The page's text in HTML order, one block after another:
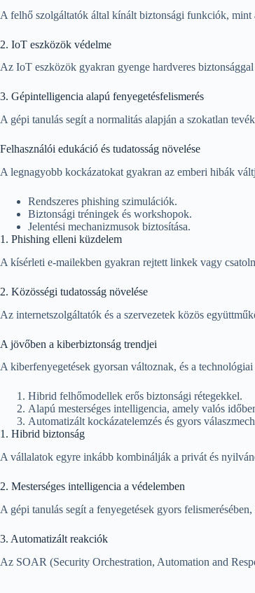
A felhő szolgáltatók által kínált biztonsági funkciók, mint
2. IoT eszközök védelme
Az IoT eszközök gyakran gyenge hardveres
3. Gépintelligencia alapú fenyegetésfelismerés
A gépi tanulás segít a normalitás alapján a szokatlan
Felhasználói edukáció és tudatosság növelése
A legnagyobb kockázatokat gyakran az emberi hibák
Rendszeres phishing szimulációk.
Biztonsági tréningek és workshopok.
Jelentési mechanizmusok biztosítása.
1. Phishing elleni küzdelem
A kísérleti e-mailekben gyakran rejtett linkek vagy
2. Közösségi tudatosság növelése
Az internetszolgáltatók és a szervezetek közös
A jövőben a kiberbiztonság trendjei
A kiberfenyegetések gyorsan változnak, és a
Hibrid felhőmodellek erős biztonsági rétegekkel.
Alapú mesterséges intelligencia, amely valós
Automatizált kockázatelemzés és gyors
1. Hibrid biztonság
A vállalatok egyre inkább kombinálják a privát és
2. Mesterséges intelligencia a védelemben
A gépi tanulás segít a fenyegetések gyors
3. Automatizált reakciók
Az SOAR (Security Orchestration, Automation and